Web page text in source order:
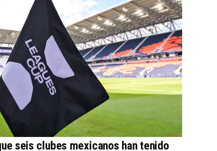
seis clubes mexicanos han tenido